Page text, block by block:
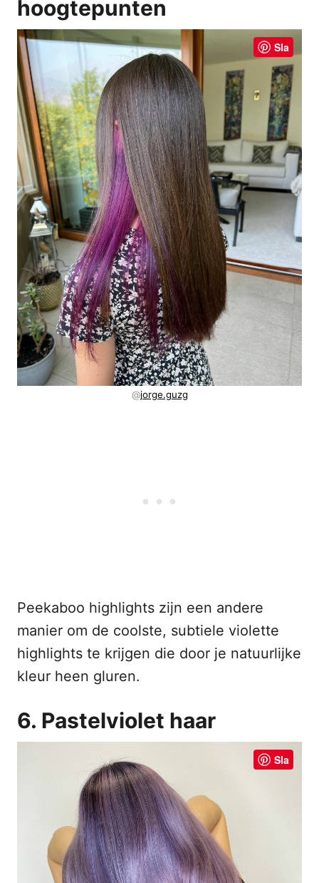
hoogtepunten
Sla
@jorge.guzg
Peekaboo highlights zijn een andere
manier om de coolste, subtiele violette
highlights te krijgen die door je natuurlijke
kleur heen gluren.
6. Pastelviolet haar
Sla